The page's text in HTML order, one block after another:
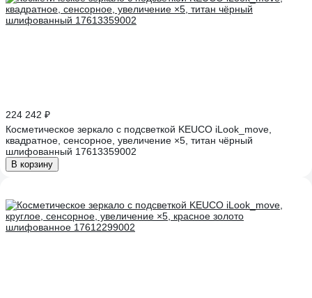
224 242 ₽
Косметическое зеркало с подсветкой KEUCO iLook_move,
квадратное, сенсорное, увеличение ×5, титан чёрный
шлифованный 17613359002
В корзину